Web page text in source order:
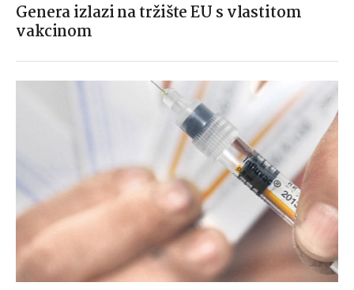
Genera izlazi na tržište EU s vlastitom
vakcinom